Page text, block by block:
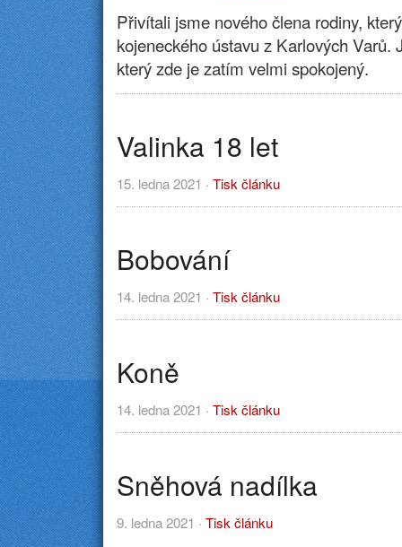
Přivítali jsme nového člena rodiny,
kojeneckého ústavu z Karlových Varů.
který zde je zatím velmi spokojený.
Valinka 18 let
15. ledna 2021 · Tisk článku
Bobování
14. ledna 2021 · Tisk článku
Koně
14. ledna 2021 · Tisk článku
Sněhová nadílka
9. ledna 2021 · Tisk článku